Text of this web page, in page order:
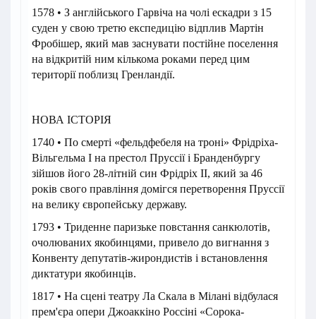
1578 • З англійського Гарвіча на чолі ескадри з 15
суден у свою третю експедицію відплив Мартін
Фробішер, який мав заснувати постійне поселення
на відкритій ним кількома роками перед цим
території поблизц Гренландії.
НОВА ІСТОРІЯ
1740 • По смерті «фельдфебеля на троні» Фрідріха-
Вільгельма I на престол Пруссії і Бранденбургу
зійшов його 28-літній син Фрідріх II, який за 46
років свого правління домігся перетворення Пруссії
на велику європейську державу.
1793 • Триденне паризьке повстання санкюлотів,
очолюваних якобинцями, привело до вигнання з
Конвенту депутатів-жирондистів і встановлення
диктатури якобинців.
1817 • На сцені театру Ла Скала в Мілані відбулася
прем'єра опери Джоаккіно Россіні «Сорока-